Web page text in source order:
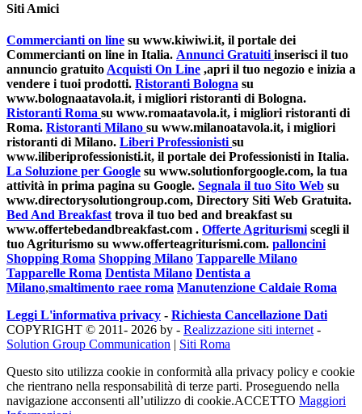
Siti Amici
Commercianti on line su www.kiwiwi.it, il portale dei
Commercianti on line in Italia. Annunci Gratuitiinserisci il tuo
annuncio gratuitoAcquisti On Line ,apri il tuo negozio e inizia a
vendere i tuoi prodotti. Ristoranti Bologna su
www.bolognaatavola.it, i migliori ristoranti di Bologna.
Ristoranti Roma su www.romaatavola.it, i migliori ristoranti di
Roma. Ristoranti Milano su www.milanoatavola.it, i migliori
ristoranti di Milano. Liberi Professionistisu
www.iliberiprofessionisti.it, il portale dei Professionisti in Italia.
La Soluzione per Google su www.solutionforgoogle.com, la tua
attività in prima pagina su Google. Segnala il tuo Sito Web su
www.directorysolutiongroup.com, Directory Siti Web Gratuita.
Bed And Breakfasttrova il tuo bed and breakfast su
www.offertebedandbreakfast.com . Offerte Agriturismiscegli il
tuo Agriturismo su www.offerteagriturismi.com. palloncini
Shopping Roma Shopping Milano Tapparelle Milano
Tapparelle Roma Dentista Milano Dentista a
Milano,smaltimento raee roma Manutenzione Caldaie Roma
Leggi L'informativa privacy - Richiesta Cancellazione Dati
COPYRIGHT © 2011- 2026 by - Realizzazione siti internet-
Solution Group Communication | Siti Roma
Questo sito utilizza cookie in conformità alla privacy policy e cookie
che rientrano nella responsabilità di terze parti. Proseguendo nella
navigazione acconsenti all’utilizzo di cookie.ACCETTO Maggiori